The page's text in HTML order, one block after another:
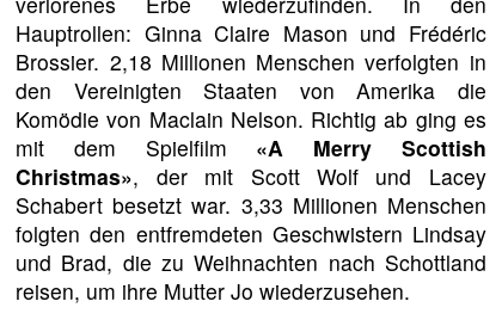
Hauptrollen: Ginna Claire Mason und Frédéric
Brossier. 2,18 Millionen Menschen verfolgten in
den Vereinigten Staaten von Amerika die
Komödie von Maclain Nelson. Richtig ab ging es
mit dem Spielfilm «A Merry Scottish
Christmas», der mit Scott Wolf und Lacey
Schabert besetzt war. 3,33 Millionen Menschen
folgten den entfremdeten Geschwistern Lindsay
und Brad, die zu Weihnachten nach Schottland
reisen, um ihre Mutter Jo wiederzusehen.